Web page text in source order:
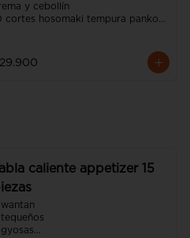
y cebollín
cortes hosomaki tempura panko
y ciboulette
cortes california sésamo salmón,
caliente appetizer 15
wantan
tequeños